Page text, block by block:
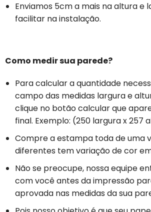
Enviamos 5cm a mais na altura e
facilitar na instalação.
Como medir sua parede?
Para calcular a quantidade
campo das medidas largura e
clique no botão calcular que
final. Exemplo: (250 largura x 257
Compre a estampa toda de uma
diferentes tem variação de cor em
Não se preocupe, nossa equipe
com você antes da impressão
aprovada nas medidas da sua